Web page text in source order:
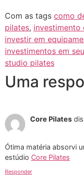
Com as tags como
pilates, investimento
investir em
investimentos em
studio pilates
Uma
Core Pilates
Ótima matéria absorvi
estúdio Core Pilates
Responder